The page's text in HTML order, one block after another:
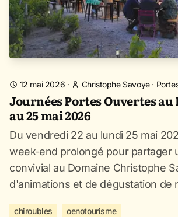
12 mai 2026 · Christophe Savoye·
Journées Portes Ouvertes au
au 25 mai 2026
Du vendredi 22 au lundi 25 mai
week‑end prolongé pour partager
convivial au Domaine Christophe
d'animations et de dégustation de
chiroubles oenotourisme